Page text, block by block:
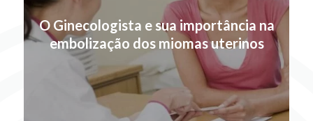
O Ginecologista e sua importância na
embolização dos miomas uterinos